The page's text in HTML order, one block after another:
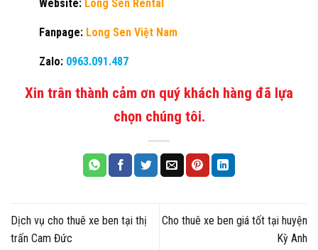
Website: Long Sen Rental
Fanpage: Long Sen Việt Nam
Zalo: 0963.091.487
Xin trân thành cảm ơn quý khách hàng đã lựa
chọn chúng tôi.
Dịch vụ cho thuê xe ben tại thị
trấn Cam Đức
Cho thuê xe ben giá tốt tại huyện
Kỳ Anh